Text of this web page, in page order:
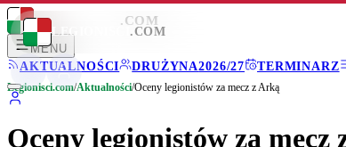
LEGIONISCI .COM
MENU
AKTUALNOŚCI
DRUŻYNA2026/27 TERMINARZ
LEGIONISCI .COM
Legionisci.com/Aktualności/Oceny legionistów za mecz z Arką
Oceny legionistów za mecz